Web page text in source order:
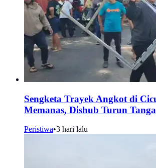
Sengketa Trayek Angkot di
Memanas, Dishub Turun
Peristiwa•3 hari lalu